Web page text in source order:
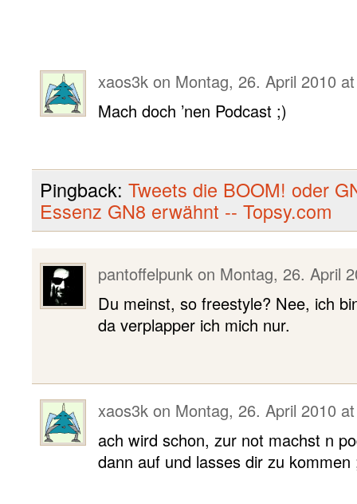
xaos3k on Montag, 26. April 2010
Mach doch ’nen Podcast ;)
Pingback:Tweets die BOOM! oder
Essenz GN8 erwähnt -- Topsy.com
pantoffelpunk on Montag, 26. April
Du meinst, so freestyle? Nee, ich
da verplapper ich mich nur.
xaos3k on Montag, 26. April 2010
ach wird schon, zur not machst n
dann auf und lasses dir zu kommen